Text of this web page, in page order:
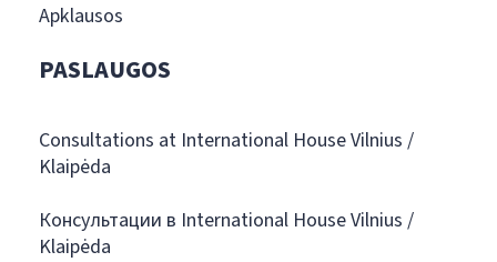
Apklausos
PASLAUGOS
Consultations at International House Vilnius /
Klaipėda
Консультации в International House Vilnius /
Klaipėda